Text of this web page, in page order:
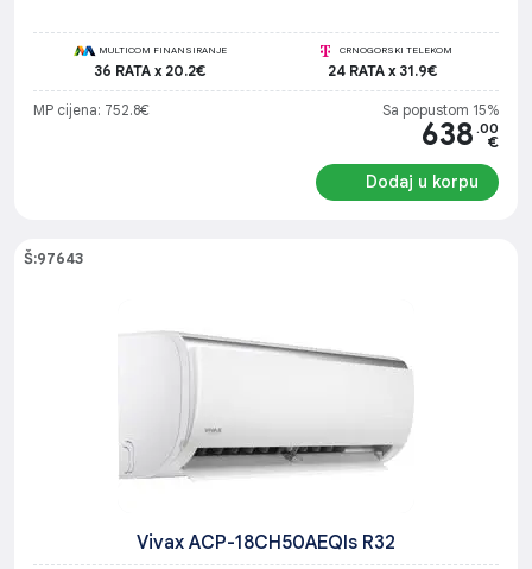
°C
MULTICOM FINANSIRANJE
36 RATA x 20.2€
CRNOGORSKI TELEKOM
24 RATA x 31.9€
MP cijena: 752.8€ Sa popustom 15%
638 .00
€
Dodaj u korpu
Š:97643
Vivax ACP-18CH50AEQIs R32